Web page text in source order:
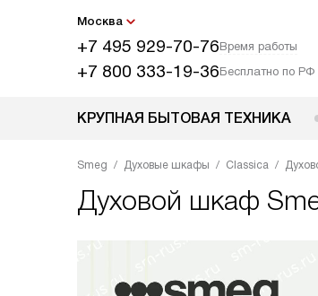
Москва
+7 495 929-70-76Время работы
+7 800 333-19-36Бесплатно по РФ
КРУПНАЯ БЫТОВАЯ ТЕХНИКА
Smeg Духовые шкафы Classica
Духовой шкаф